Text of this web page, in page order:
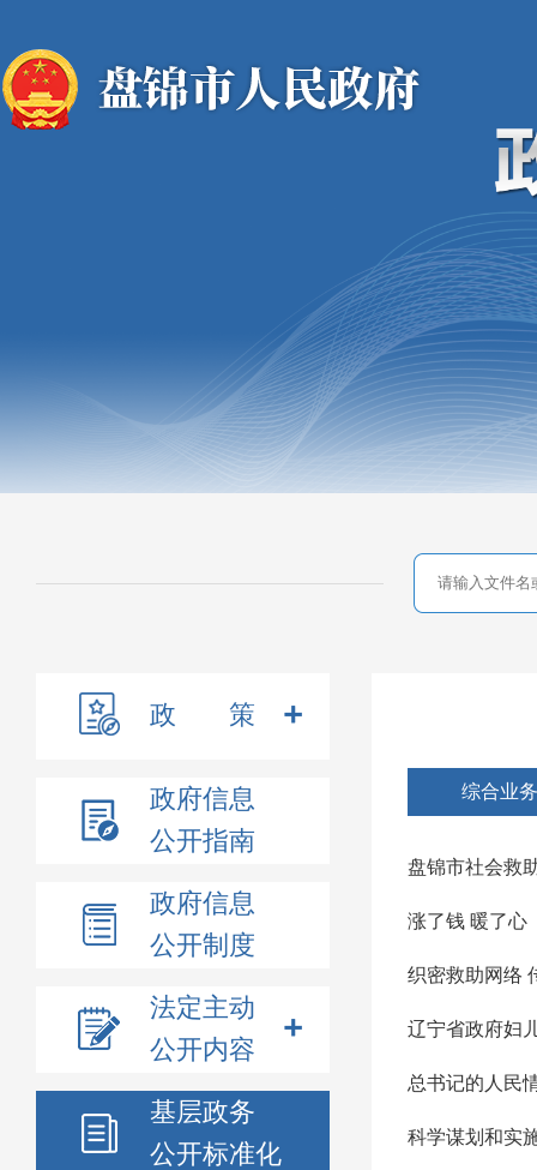
政 策
政府信息
公开指南
政府信息
公开制度
法定主动
公开内容
基层政务
公开标准化
综合业务
盘锦市社会救
涨了钱 暖了心
织密救助网络
辽宁省政府妇
总书记的人民
科学谋划和实